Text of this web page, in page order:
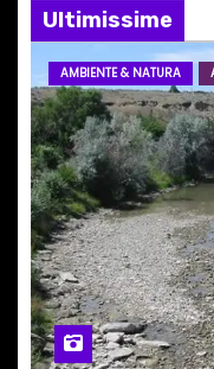
e
a
r
t
i
c
o
Ultimissime
AMBIENTE & NATURA